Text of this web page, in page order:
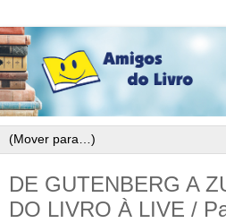
DE GUTENBERG A
DO LIVRO À LIVE /